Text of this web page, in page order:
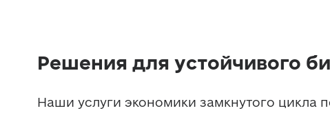
Решения для устойчивого
Наши услуги экономики замкнутого цикла